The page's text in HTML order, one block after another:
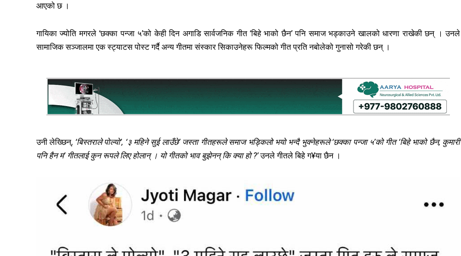
आएको छ ।
गायिका ज्योति मगरले ‘छक्का पन्जा ५’को केही दिन अगाडि सार्वजनिक गीत ‘बिहे भाको छैन’ पनि समाज भड्काउने खालको धारणा राखेकी छन् । उनले
सामाजिक सञ्जालमा एक स्ट्याटस पोस्ट गर्दै अन्य गीतमा संस्कार सिकाउनेहरू फिल्मको गीत प्रति नबोलेको गुनासो गरेकी छन् ।
उनी लेख्छिन्, ‘बिस्तराले पोल्यो’, ‘३ महिने सुई लाउँछे’ जस्ता गीतहरूले समाज भड्किलो भयो भन्दै भुक्नेहरूले ‘छक्का पन्जा ५’को गीत ‘बिहे भाको छैन, कुमारी
पनि हैन म’ गीतलाई कुन रूपले लिए होलान् । यो गीतको भाव बुझेनन् कि क्या हो ?’उनले गीतले बिहे ग¥या छैन ।